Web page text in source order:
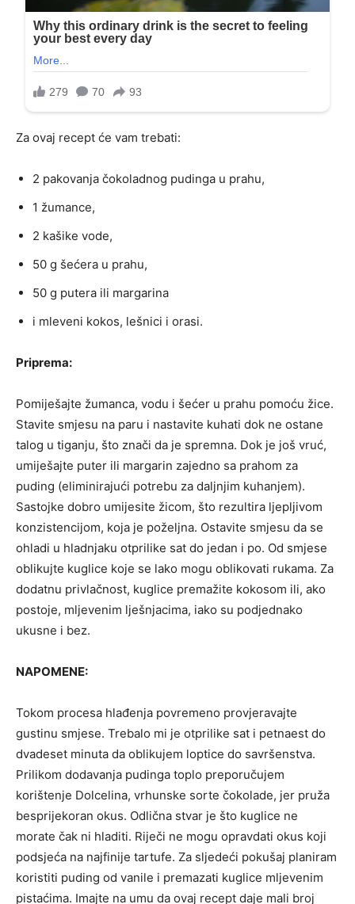
Za ovaj recept će vam trebati:
2 pakovanja čokoladnog pudinga u prahu,
1 žumance,
2 kašike vode,
50 g šećera u prahu,
50 g putera ili margarina
i mleveni kokos, lešnici i orasi.
Priprema:
Pomiješajte žumanca, vodu i šećer u prahu pomoću žice.
Stavite smjesu na paru i nastavite kuhati dok ne ostane
talog u tiganju, što znači da je spremna. Dok je još vruć,
umiješajte puter ili margarin zajedno sa prahom za
puding (eliminirajući potrebu za daljnjim kuhanjem).
Sastojke dobro umijesite žicom, što rezultira ljepljivom
konzistencijom, koja je poželjna. Ostavite smjesu da se
ohladi u hladnjaku otprilike sat do jedan i po. Od smjese
oblikujte kuglice koje se lako mogu oblikovati rukama. Za
dodatnu privlačnost, kuglice premažite kokosom ili, ako
postoje, mljevenim lješnjacima, iako su podjednako
ukusne i bez.
NAPOMENE:
Tokom procesa hlađenja povremeno provjeravajte
gustinu smjese. Trebalo mi je otprilike sat i petnaest do
dvadeset minuta da oblikujem loptice do savršenstva.
Prilikom dodavanja pudinga toplo preporučujem
korištenje Dolcelina, vrhunske sorte čokolade, jer pruža
besprijekoran okus. Odlična stvar je što kuglice ne
morate čak ni hladiti. Riječi ne mogu opravdati okus koji
podsjeća na najfinije tartufe. Za sljedeći pokušaj planiram
koristiti puding od vanile i premazati kuglice mljevenim
pistaćima. Imajte na umu da ovaj recept daje mali broj